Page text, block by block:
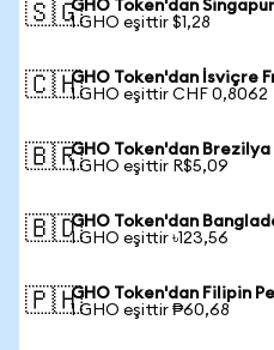
🇸🇬GHO Token'dan
1 GHO eşittir $1,28
🇨🇭GHO Token'dan İsviçre
1 GHO eşittir CHF 0,8062
🇧🇷GHO Token'dan Brezilya
1 GHO eşittir R$5,09
🇧🇩GHO Token'dan
1 GHO eşittir ৳123,56
🇵🇭GHO Token'dan Filipin
1 GHO eşittir ₱60,68